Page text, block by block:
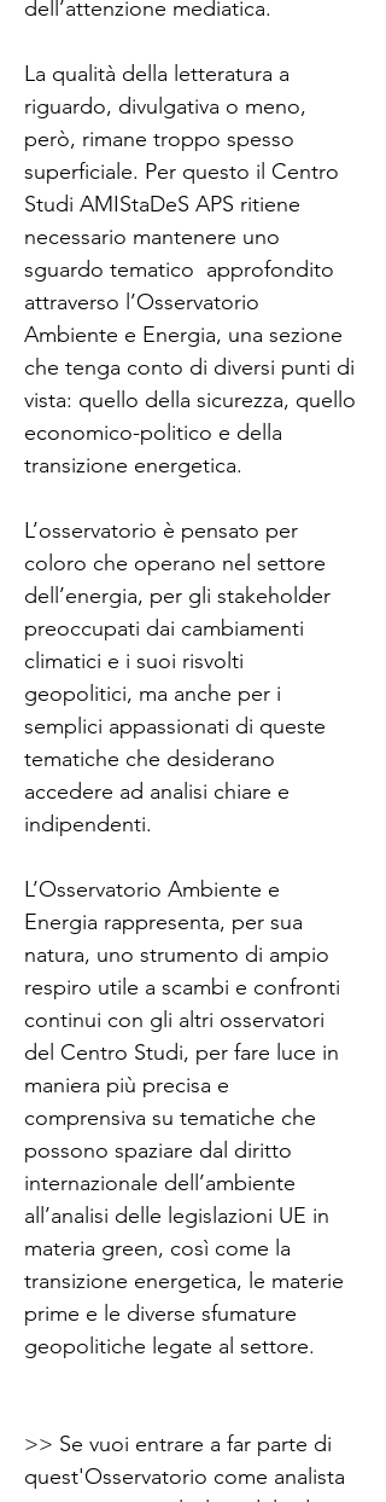
dell’attenzione mediatica.
La qualità della letteratura a
riguardo, divulgativa o meno,
però, rimane troppo spesso
superficiale. Per questo il Centro
Studi AMIStaDeS APS ritiene
necessario mantenere uno
sguardo tematico  approfondito
attraverso l’Osservatorio
Ambiente e Energia, una sezione
che tenga conto di diversi punti di
vista: quello della sicurezza, quello
economico-politico e della
transizione energetica.
L’osservatorio è pensato per
coloro che operano nel settore
dell’energia, per gli stakeholder
preoccupati dai cambiamenti
climatici e i suoi risvolti
geopolitici, ma anche per i
semplici appassionati di queste
tematiche che desiderano
accedere ad analisi chiare e
indipendenti.
L’Osservatorio Ambiente e
Energia rappresenta, per sua
natura, uno strumento di ampio
respiro utile a scambi e confronti
continui con gli altri osservatori
del Centro Studi, per fare luce in
maniera più precisa e
comprensiva su tematiche che
possono spaziare dal diritto
internazionale dell’ambiente
all’analisi delle legislazioni UE in
materia green, così come la
transizione energetica, le materie
prime e le diverse sfumature
geopolitiche legate al settore.
>> Se vuoi entrare a far parte di
quest'Osservatorio come analista